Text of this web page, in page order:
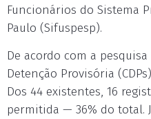
Funcionários do Sistema
Paulo (Sifuspesp).
De acordo com a
Detenção Provisória
Dos 44 existentes, 16
permitida — 36% do total.